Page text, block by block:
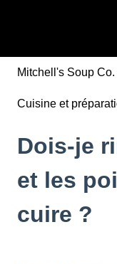
Mitchell's Soup Co.
Cuisine et
Dois-je
et les
cuire ?